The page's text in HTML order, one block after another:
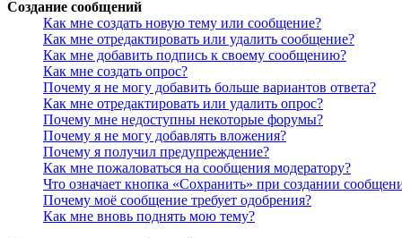
Создание сообщений
Как мне создать новую тему или сообщение?
Как мне отредактировать или удалить сообщение?
Как мне добавить подпись к своему сообщению?
Как мне создать опрос?
Почему я не могу добавить больше вариантов ответа?
Как мне отредактировать или удалить опрос?
Почему мне недоступны некоторые форумы?
Почему я не могу добавлять вложения?
Почему я получил предупреждение?
Как мне пожаловаться на сообщения модератору?
Что означает кнопка «Сохранить» при создании
Почему моё сообщение требует одобрения?
Как мне вновь поднять мою тему?